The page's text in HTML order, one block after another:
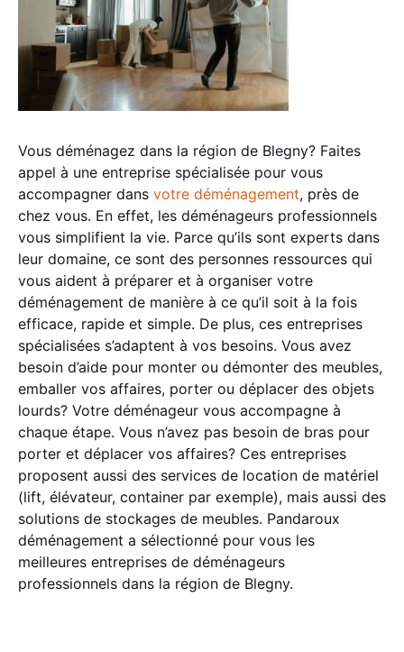
Vous déménagez dans la région de Blegny? Faites
appel à une entreprise spécialisée pour vous
accompagner dans votre déménagement, près de
chez vous. En effet, les déménageurs professionnels
vous simplifient la vie. Parce qu’ils sont experts dans
leur domaine, ce sont des personnes ressources qui
vous aident à préparer et à organiser votre
déménagement de manière à ce qu’il soit à la fois
efficace, rapide et simple. De plus, ces entreprises
spécialisées s’adaptent à vos besoins. Vous avez
besoin d’aide pour monter ou démonter des meubles,
emballer vos affaires, porter ou déplacer des objets
lourds? Votre déménageur vous accompagne à
chaque étape. Vous n’avez pas besoin de bras pour
porter et déplacer vos affaires? Ces entreprises
proposent aussi des services de location de matériel
(lift, élévateur, container par exemple), mais aussi des
solutions de stockages de meubles. Pandaroux
déménagement a sélectionné pour vous les
meilleures entreprises de déménageurs
professionnels dans la région de Blegny.